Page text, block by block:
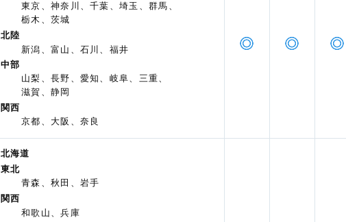
東京、神奈川、千葉、埼玉、群馬、
栃木、茨城
北陸
新潟、富山、石川、福井
中部
山梨、長野、愛知、岐阜、三重、
滋賀、静岡
関西
京都、大阪、奈良
北海道
東北
青森、秋田、岩手
関西
和歌山、兵庫